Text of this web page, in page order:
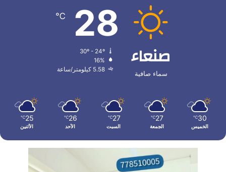
صنعاء
سماء صافية
28
℃
16%
5.58 كيلومتر/ساعة
30
℃
الخميس
27
℃
الجمعة
27
℃
السبت
26
℃
الأحد
25
℃
الأثنين